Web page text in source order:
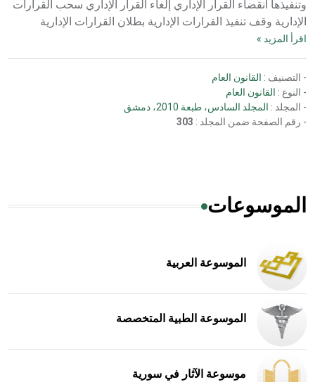
وتنفيذها انقضاء القرار الإداري إلغاء القرار الإداري سحب القرارات
الإدارية وقف تنفيذ القرارات الإدارية بطلان القرارات الإدارية
اقرأ المزيد »
- التصنيف : القانون العام
- النوع : القانون العام
- المجلد : المجلد السادس، طبعة 2010، دمشق
- رقم الصفحة ضمن المجلد : 303
الموسوعات
الموسوعة العربية
الموسوعة الطبية المتخصصة
موسوعة الآثار في سورية